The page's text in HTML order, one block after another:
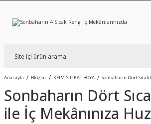
Anasayfa Bloglar KEIM-SİLİKAT BOYA Sonbaharın Dört
Sonbaharın Dört
ile İç Mekânınıza